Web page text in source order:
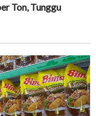
Ton, Tunggu